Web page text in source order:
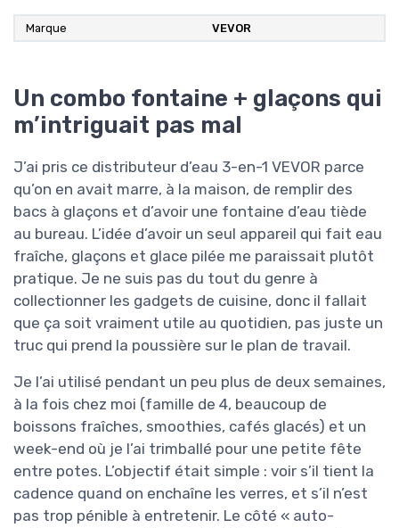
Marque VEVOR
Un combo fontaine + glaçons qui
m’intriguait pas mal
J’ai pris ce distributeur d’eau 3-en-1 VEVOR parce
qu’on en avait marre, à la maison, de remplir des
bacs à glaçons et d’avoir une fontaine d’eau tiède
au bureau. L’idée d’avoir un seul appareil qui fait eau
fraîche, glaçons et glace pilée me paraissait plutôt
pratique. Je ne suis pas du tout du genre à
collectionner les gadgets de cuisine, donc il fallait
que ça soit vraiment utile au quotidien, pas juste un
truc qui prend la poussière sur le plan de travail.
Je l’ai utilisé pendant un peu plus de deux semaines,
à la fois chez moi (famille de 4, beaucoup de
boissons fraîches, smoothies, cafés glacés) et un
week-end où je l’ai trimballé pour une petite fête
entre potes. L’objectif était simple : voir s’il tient la
cadence quand on enchaîne les verres, et s’il n’est
pas trop pénible à entretenir. Le côté « auto-